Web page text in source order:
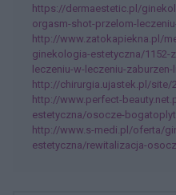
https://dermaestetic.pl/
orgasm-shot-przelom-
http://www.zatokapiekna.pl/
ginekologia-estetyczna/1152-
leczeniu-w-leczeniu-
http://chirurgia.ujastek.pl/site/
http://www.perfect-
estetyczna/osocze-
http://www.s-medi.pl/oferta/
estetyczna/rewitalizacja-